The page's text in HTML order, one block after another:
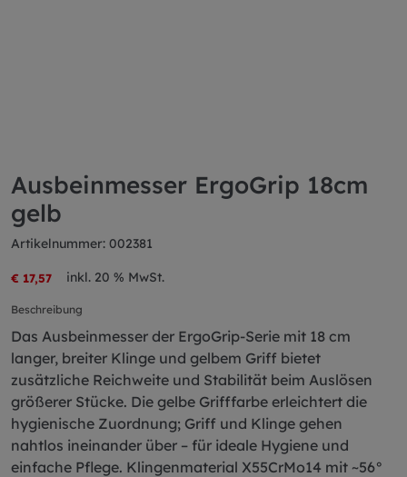
Ausbeinmesser ErgoGrip 18cm
gelb
Artikelnummer: 002381
€ 17,57 inkl. 20 % MwSt.
Beschreibung
Das Ausbeinmesser der ErgoGrip-Serie mit 18 cm
langer, breiter Klinge und gelbem Griff bietet
zusätzliche Reichweite und Stabilität beim Auslösen
größerer Stücke. Die gelbe Grifffarbe erleichtert die
hygienische Zuordnung; Griff und Klinge gehen
nahtlos ineinander über – für ideale Hygiene und
einfache Pflege. Klingenmaterial X55CrMo14 mit ~56°